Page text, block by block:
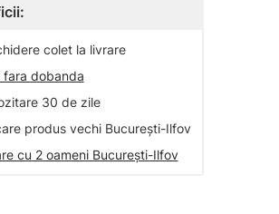
colet la livrare
fara dobanda
30 de zile
produs vechi București-Ilfov
cu 2 oameni București-Ilfov